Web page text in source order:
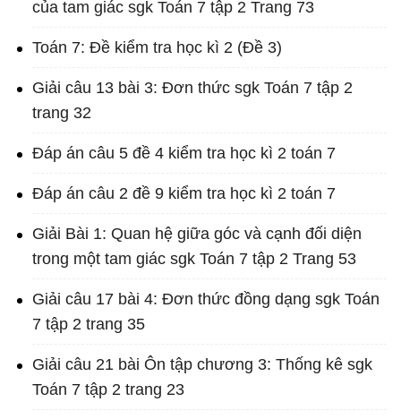
của tam giác sgk Toán 7 tập 2 Trang 73
Toán 7: Đề kiểm tra học kì 2 (Đề 3)
Giải câu 13 bài 3: Đơn thức sgk Toán 7 tập 2
trang 32
Đáp án câu 5 đề 4 kiểm tra học kì 2 toán 7
Đáp án câu 2 đề 9 kiểm tra học kì 2 toán 7
Giải Bài 1: Quan hệ giữa góc và cạnh đối diện
trong một tam giác sgk Toán 7 tập 2 Trang 53
Giải câu 17 bài 4: Đơn thức đồng dạng sgk Toán
7 tập 2 trang 35
Giải câu 21 bài Ôn tập chương 3: Thống kê sgk
Toán 7 tập 2 trang 23